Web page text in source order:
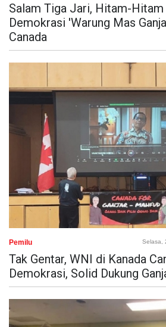
Salam Tiga Jari, Hitam-Hitam
Demokrasi 'Warung Mas
Canada
Pemilu Selasa,
Tak Gentar, WNI di Kanada
Demokrasi, Solid Dukung